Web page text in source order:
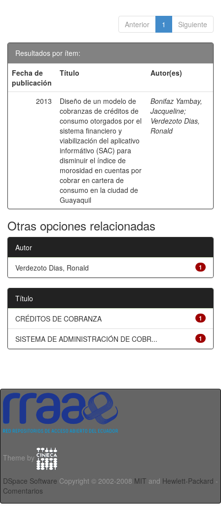
Anterior 1 Siguiente
Resultados por ítem:
Fecha de
publicación
Título Autor(es)
2013
Diseño de un modelo de
cobranzas de créditos de
consumo otorgados por el
sistema financiero y
viabilización del aplicativo
informátivo (SAC) para
disminuir el índice de
morosidad en cuentas por
cobrar en cartera de
consumo en la ciudad de
Guayaquil
Bonifaz Yambay,
Jacqueline;
Verdezoto Dias,
Ronald
Otras opciones relacionadas
Autor
1
Verdezoto Dias, Ronald
Título
1
CRÉDITOS DE COBRANZA
1
SISTEMA DE ADMINISTRACIÓN DE COBR...
Theme by
DSpace Software Copyright © 2002-2008 MIT and Hewlett-Packard -
Comentarios